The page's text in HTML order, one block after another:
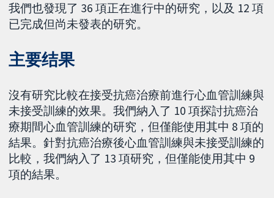
我們也發現了 36 項正在進行中的研究，以及 12 項
已完成但尚未發表的研究。
主要结果
沒有研究比較在接受抗癌治療前進行心血管訓練與
未接受訓練的效果。我們納入了 10 項探討抗癌治
療期間心血管訓練的研究，但僅能使用其中 8 項的
結果。針對抗癌治療後心血管訓練與未接受訓練的
比較，我們納入了 13 項研究，但僅能使用其中 9
項的結果。